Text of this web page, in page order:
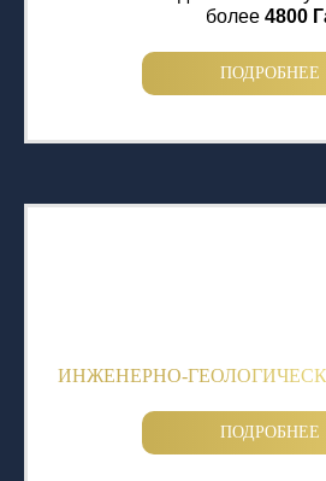
более 4800
ПОДРОБНЕЕ
ИНЖЕНЕРНО-
ПОДРОБНЕЕ